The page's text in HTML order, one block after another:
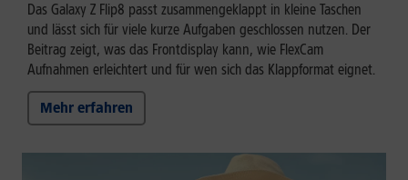
Das Galaxy Z Flip8 passt zusammengeklappt in kleine Taschen
und lässt sich für viele kurze Aufgaben geschlossen nutzen. Der
Beitrag zeigt, was das Frontdisplay kann, wie FlexCam
Aufnahmen erleichtert und für wen sich das Klappformat eignet.
Mehr erfahren